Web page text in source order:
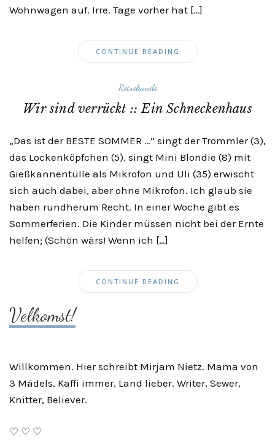
Wohnwagen auf. Irre. Tage vorher hat […]
CONTINUE READING
Reisekunde
Wir sind verrückt :: Ein Schneckenhaus
„Das ist der BESTE SOMMER …“ singt der Trommler (3),
das Lockenköpfchen (5), singt Mini Blondie (8) mit
Gießkannentülle als Mikrofon und Uli (35) erwischt
sich auch dabei, aber ohne Mikrofon. Ich glaub sie
haben rundherum Recht. In einer Woche gibt es
Sommerferien. Die Kinder müssen nicht bei der Ernte
helfen; (Schön wärs! Wenn ich […]
CONTINUE READING
Velkomst!
Willkommen. Hier schreibt Mirjam Nietz. Mama von
3 Mädels, Kaffi immer, Land lieber. Writer, Sewer,
Knitter, Believer.
♡ ♡ ♡